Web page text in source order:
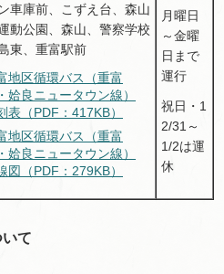
車庫前、こずえ台、森山
動公園、森山、警察学校
東、重富駅前
地区循環バス（重富
姶良ニュータウン線）
表（PDF：417KB）
地区循環バス（重富
姶良ニュータウン線）
図（PDF：279KB）
月曜日
～金曜
日まで
運行
祝日・1
2/31～
1/2は運
休
て